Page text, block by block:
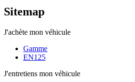
Sitemap
J'achète mon véhicule
Gamme
EN125
J'entretiens mon véhicule